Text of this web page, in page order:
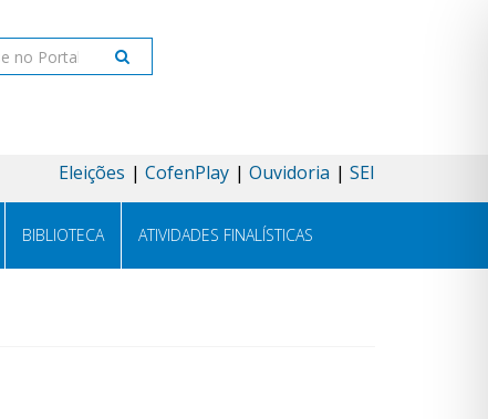
Eleições CofenPlay Ouvidoria SEI
BIBLIOTECA ATIVIDADES FINALÍSTICAS